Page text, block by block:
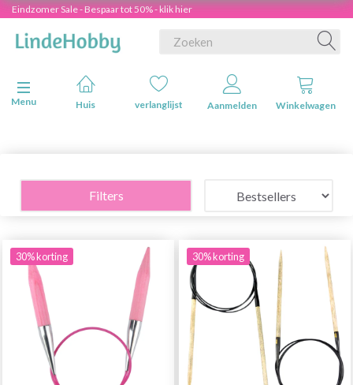
Eindzomer Sale - Bespaar tot 50% - klik hier
Navigatie in-/uitschakelen
Menu
Huis verlanglijst Aanmelden Winkelwagen
Filters
30% korting 30% korting